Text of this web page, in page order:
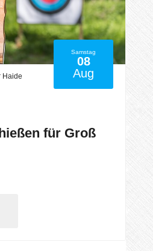
Samstag
08
Aug
Haide
für Groß